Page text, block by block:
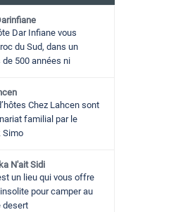
Dar Infiane vous
du Sud, dans un
500 années ni
Chez Lahcen sont
familial par le
Simo
N'ait Sidi
un lieu qui vous offre
pour camper au
desert